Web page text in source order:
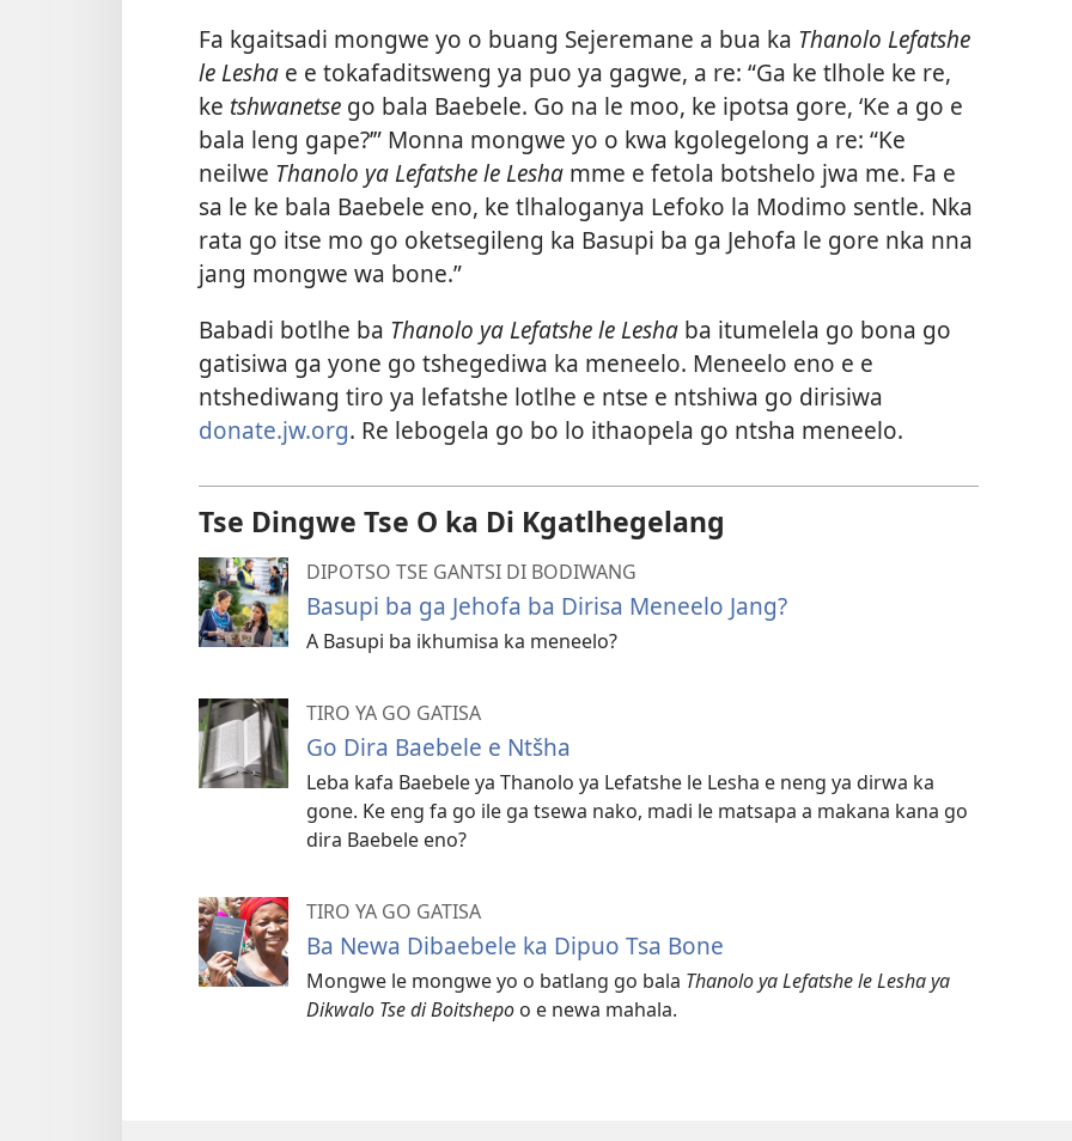
Fa kgaitsadi mongwe yo o buang Sejeremane a bua ka Thanolo Lefatshe
le Lesha e e tokafaditsweng ya puo ya gagwe, a re: “Ga ke tlhole ke re,
ke tshwanetse go bala Baebele. Go na le moo, ke ipotsa gore, ‘Ke a go e
bala leng gape?’” Monna mongwe yo o kwa kgolegelong a re: “Ke
neilwe Thanolo ya Lefatshe le Lesha mme e fetola botshelo jwa me. Fa e
sa le ke bala Baebele eno, ke tlhaloganya Lefoko la Modimo sentle. Nka
rata go itse mo go oketsegileng ka Basupi ba ga Jehofa le gore nka nna
jang mongwe wa bone.”
Babadi botlhe ba Thanolo ya Lefatshe le Lesha ba itumelela go bona go
gatisiwa ga yone go tshegediwa ka meneelo. Meneelo eno e e
ntshediwang tiro ya lefatshe lotlhe e ntse e ntshiwa go dirisiwa
donate.jw.org. Re lebogela go bo lo ithaopela go ntsha meneelo.
Tse Dingwe Tse O ka Di Kgatlhegelang
DIPOTSO TSE GANTSI DI BODIWANG
Basupi ba ga Jehofa ba Dirisa Meneelo Jang?
A Basupi ba ikhumisa ka meneelo?
TIRO YA GO GATISA
Go Dira Baebele e Ntšha
Leba kafa Baebele ya Thanolo ya Lefatshe le Lesha e neng ya dirwa ka
gone. Ke eng fa go ile ga tsewa nako, madi le matsapa a makana kana go
dira Baebele eno?
TIRO YA GO GATISA
Ba Newa Dibaebele ka Dipuo Tsa Bone
Mongwe le mongwe yo o batlang go bala Thanolo ya Lefatshe le Lesha ya
Dikwalo Tse di Boitshepo o e newa mahala.